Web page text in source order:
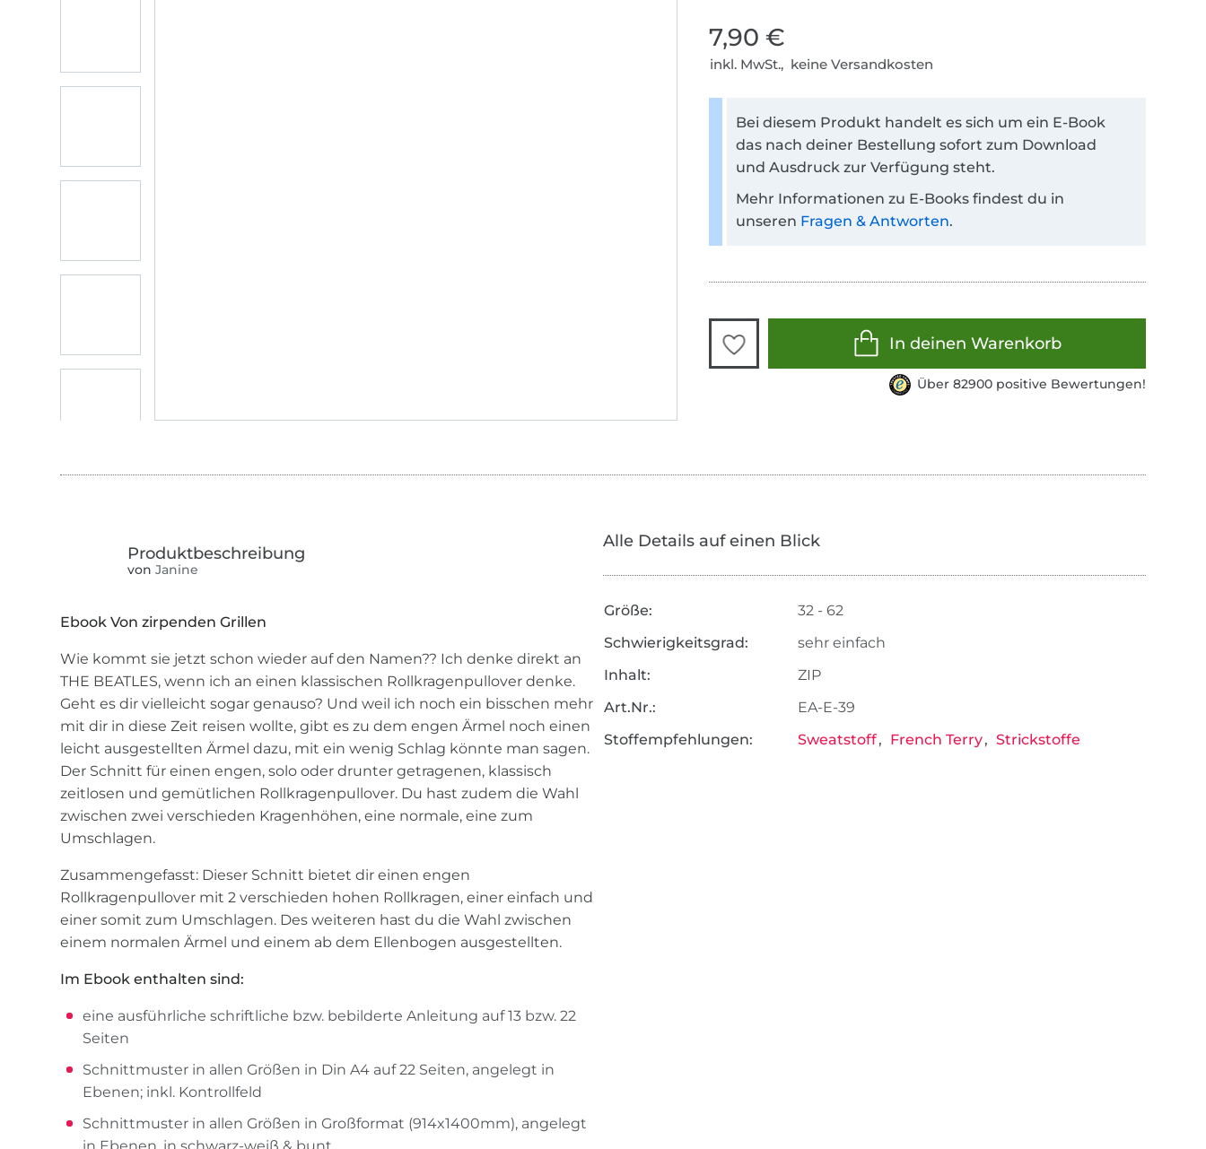
7,90 €
inkl. MwSt., keine Versandkosten
Bei diesem Produkt handelt es sich um ein E-Book
das nach deiner Bestellung sofort zum Download
und Ausdruck zur Verfügung steht.
Mehr Informationen zu E-Books findest du in
unseren Fragen & Antworten.
In deinen Warenkorb
Über 82900 positive Bewertungen!
von Janine
Ebook Von zirpenden Grillen
Wie kommt sie jetzt schon wieder auf den Namen?? Ich denke direkt an
THE BEATLES, wenn ich an einen klassischen Rollkragenpullover denke.
Geht es dir vielleicht sogar genauso? Und weil ich noch ein bisschen mehr
mit dir in diese Zeit reisen wollte, gibt es zu dem engen Ärmel noch einen
leicht ausgestellten Ärmel dazu, mit ein wenig Schlag könnte man sagen.
Der Schnitt für einen engen, solo oder drunter getragenen, klassisch
zeitlosen und gemütlichen Rollkragenpullover. Du hast zudem die Wahl
zwischen zwei verschieden Kragenhöhen, eine normale, eine zum
Umschlagen.
Zusammengefasst: Dieser Schnitt bietet dir einen engen
Rollkragenpullover mit 2 verschieden hohen Rollkragen, einer einfach und
einer somit zum Umschlagen. Des weiteren hast du die Wahl zwischen
einem normalen Ärmel und einem ab dem Ellenbogen ausgestellten.
Im Ebook enthalten sind:
eine ausführliche schriftliche bzw. bebilderte Anleitung auf 13 bzw. 22
Seiten
Schnittmuster in allen Größen in Din A4 auf 22 Seiten, angelegt in
Ebenen; inkl. Kontrollfeld
Schnittmuster in allen Größen in Großformat (914x1400mm), angelegt
Alle Details auf einen Blick
Größe:
32 - 62
Schwierigkeitsgrad:
sehr einfach
Inhalt:
ZIP
Art.Nr.:
EA-E-39
Stoffempfehlungen:
Sweatstoff French Terry Strickstoffe